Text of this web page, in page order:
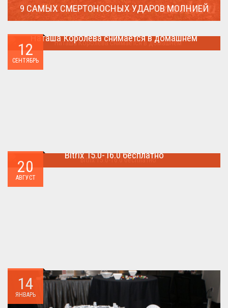
9 САМЫХ СМЕРТОНОСНЫХ УДАРОВ МОЛНИЕЙ
12
СЕНТЯБРЬ
Наташа Королева снимается в домашнем
20
АВГУСТ
Bitrix 15.0-16.0 бесплатно
14
ЯНВАРЬ